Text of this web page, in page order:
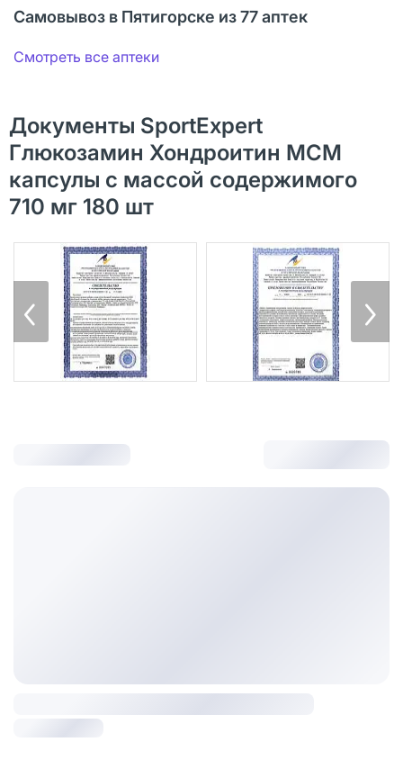
Самовывоз в Пятигорске из 77 аптек
Смотреть все аптеки
Документы SportExpert
Глюкозамин Хондроитин МСМ
капсулы с массой содержимого
710 мг 180 шт